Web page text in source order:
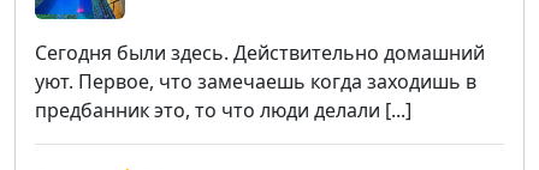
Сегодня были здесь. Действительно домашний
уют. Первое, что замечаешь когда заходишь в
предбанник это, то что люди делали [...]